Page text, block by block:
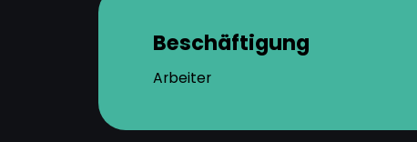
Beschäftigung
Arbeiter